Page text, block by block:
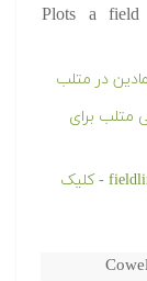
Plots a
در متلب
متلب برای
دانلود رایگان کد و پروژه آماده fieldlines - کلیک